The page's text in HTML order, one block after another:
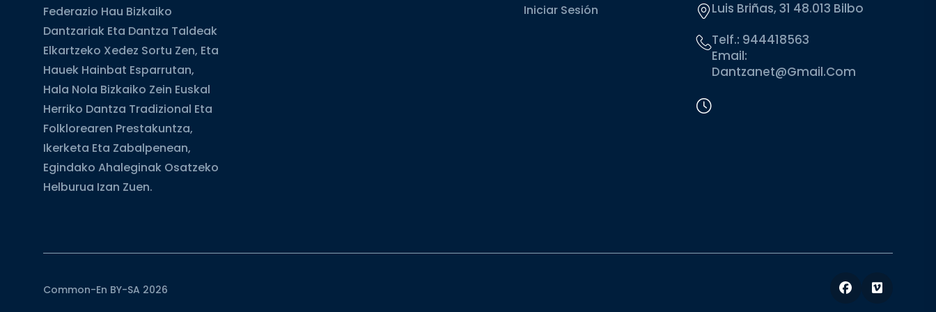
Federazio Hau Bizkaiko
Dantzariak Eta Dantza Taldeak
Elkartzeko Xedez Sortu Zen, Eta
Hauek Hainbat Esparrutan,
Hala Nola Bizkaiko Zein Euskal
Herriko Dantza Tradizional Eta
Folklorearen Prestakuntza,
Ikerketa Eta Zabalpenean,
Egindako Ahaleginak Osatzeko
Helburua Izan Zuen.
Iniciar Sesión
Luis Briñas, 31 48.013 Bilbo
Telf.: 944418563
Email:
Dantzanet@gmail.com
Common-En BY-SA 2026 Facebook
Vimeo